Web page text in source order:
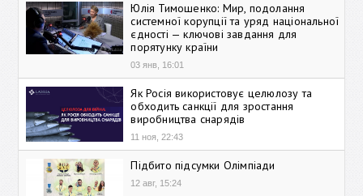
Юлія Тимошенко: Мир, подолання
системної корупції та уряд національної
єдності — ключові завдання для
порятунку країни
03 янв, 16:01
Як Росія використовує целюлозу та
обходить санкції для зростання
виробництва снарядів
11 ноя, 22:43
Підбито підсумки Олімпіади
12 авг, 15:24